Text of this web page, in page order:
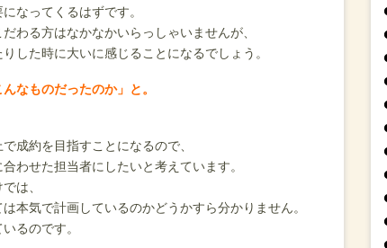
なってくるはずです。
わる方はなかなかいらっしゃいませんが、
した時に大いに感じることになるでしょう。
なものだったのか」と。
成約を目指すことになるので、
わせた担当者にしたいと考えています。
は、
本気で計画しているのかどうかすら分かりません。
るのです。